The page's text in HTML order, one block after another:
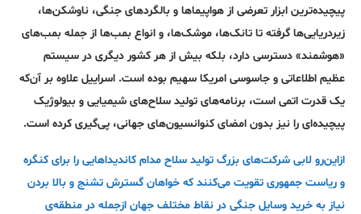
پیچیده‌ترین ابزار تعرضی از هواپیماها و بالگردهای جنگی، ناوشکن‌ها،
زیر‌دریایی‌ها گرفته تا تانک‌ها، موشک‌ها، و انواع بمب‌ها از جمله بمب‌های
«هوشمند» دسترسی دارد، بلکه بیش از هر کشور دیگری در سیستم
عظیم اطلاعاتی و جاسوسی امریکا سهیم بوده است. اسراییل علاوه بر آن‌که
یک قدرت اتمی است، برنامه‌های تولید سلاح‌های شیمیایی و بیولوژیک
پیچیده‌ای را نیز بدون امضای کنوانسیون‌های جهانی، پی‌گیری کرده است.
از‌این‌رو لابی شرکت‌ها‌ی بزرگ تولید سلاح مدام کاندیداهایی را برای کنگره
و ریاست جمهوری تقویت می‌کنند که خواهان گسترش تشنج و بالا بردن
نیاز به خرید وسایل جنگی در نقاط مختلف جهان از‌جمله در منطقه‌ی